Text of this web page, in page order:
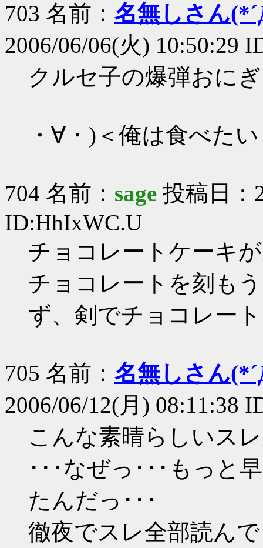
703 名前： 名無しさん
2006/06/06(火) 10:50:29
クルセ子の爆弾おに
・∀・)＜俺は食べたい
704 名前： sage 投稿日：
ID:HhIxWC.U
チョコレートケーキ
チョコレートを刻も
ず、剣でチョコレー
705 名前： 名無しさん
2006/06/12(月) 08:11:38
こんな素晴らしいス
･･･なぜっ･･･もっと
たんだっ･･･
徹夜でスレ全部読ん